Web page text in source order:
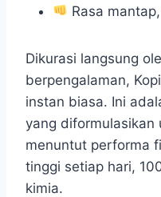
Rasa
Dikurasi langsung
berpengalaman,
instan biasa. Ini
yang diformulasikan
menuntut performa
tinggi setiap hari,
kimia.